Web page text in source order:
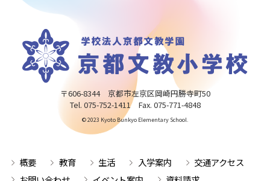
〒606-8344 京都市左京区岡崎円勝寺町50
Tel. 075-752-1411 Fax. 075-771-4848
© 2023 Kyoto Bunkyo Elementary School.
概要 教育 生活 入学案内
交通アクセス